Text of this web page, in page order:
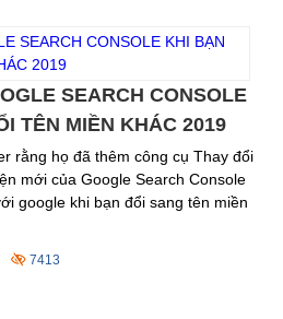
SEARCH CONSOLE
TÊN MIỀN KHÁC 2019
rằng họ đã thêm công cụ Thay đổi
mới của Google Search Console
google khi bạn đổi sang tên miền
7413